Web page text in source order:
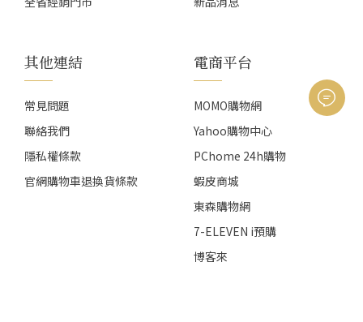
其他連結
常見問題
聯絡我們
隱私權條款
官網購物車退換貨條款
電商平台
MOMO購物網
Yahoo購物中心
PChome 24h購物
蝦皮商城
東森購物網
7-ELEVEN i預購
博客來